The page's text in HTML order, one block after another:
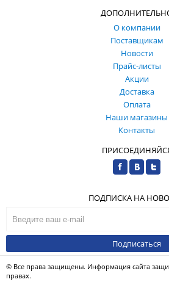
О компании
Поставщикам
Новости
Прайс-листы
Акции
Доставка
Оплата
Наши магазины
Контакты
ПОДПИСКА НА
Подписаться
© Все права защищены. Информация сайта
правах.